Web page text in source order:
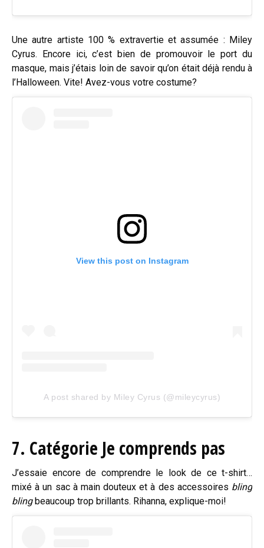
Une autre artiste 100 % extravertie et assumée : Miley
Cyrus. Encore ici, c’est bien de promouvoir le port du
masque, mais j’étais loin de savoir qu’on était déjà rendu à
l’Halloween. Vite! Avez-vous votre costume?
View this post on Instagram
A post shared by Miley Cyrus (@mileycyrus)
7. Catégorie Je comprends pas
J’essaie encore de comprendre le look de ce t-shirt…
mixé à un sac à main douteux et à des accessoires bling
blingbeaucoup trop brillants. Rihanna, explique-moi!